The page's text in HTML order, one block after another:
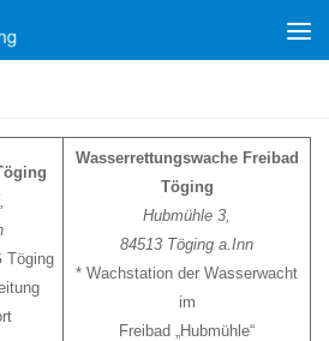
Töging
Wasserrettungswache Freibad
Töging
Hubmühle 3,
84513 Töging a.Inn
* Wachstation der Wasserwacht
im
Freibad „Hubmühle“